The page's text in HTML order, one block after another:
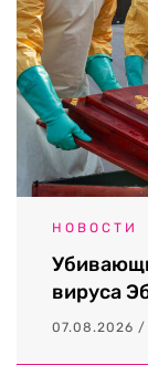
НОВОСТИ
вируса
07.08.2026 /